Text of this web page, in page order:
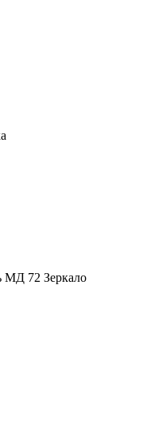
МД 72 Зеркало